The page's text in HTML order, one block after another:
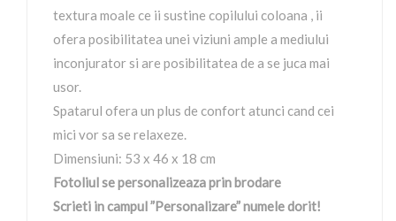
textura moale ce ii sustine copilului coloana , ii
ofera posibilitatea unei viziuni ample a mediului
inconjurator si are posibilitatea de a se juca mai
usor.
Spatarul ofera un plus de confort atunci cand cei
mici vor sa se relaxeze.
Dimensiuni: 53 x 46 x 18 cm
Fotoliul se personalizeaza prin brodare
Scrieti in campul ”Personalizare” numele dorit!